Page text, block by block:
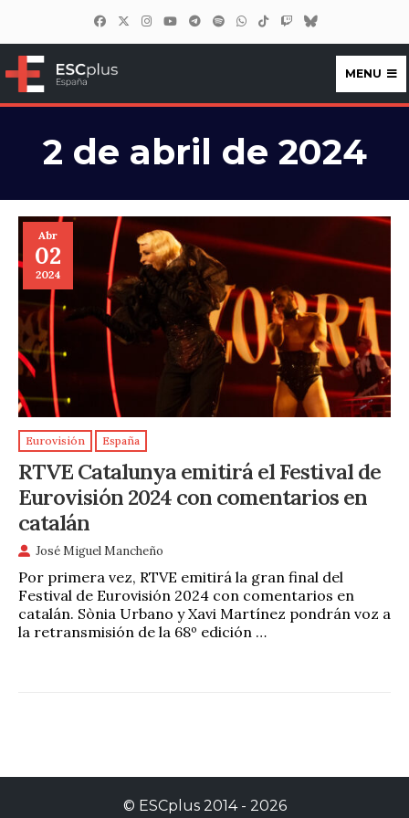
ESCplus España
MENU
2 de abril de 2024
Abr
02
2024
Eurovisión España
RTVE Catalunya emitirá el Festival de
Eurovisión 2024 con comentarios en
catalán
José Miguel Mancheño
Por primera vez, RTVE emitirá la gran final del
Festival de Eurovisión 2024 con comentarios en
catalán. Sònia Urbano y Xavi Martínez pondrán voz a
la retransmisión de la 68º edición …
© ESCplus2014 - 2026